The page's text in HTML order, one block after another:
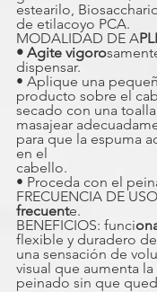
estearilo,
de etilacoyo PCA.
MODALIDAD DE A
• Agite vigoro
dispensar.
• Aplique una
producto sobre el
secado con una
masajear
para que la espuma
en el
cabello.
• Proceda con el
FRECUENCIA DE USO
frecuente.
BENEFICIOS: funci
flexible y duradero
una sensación de
visual que aumenta
peinado sin que